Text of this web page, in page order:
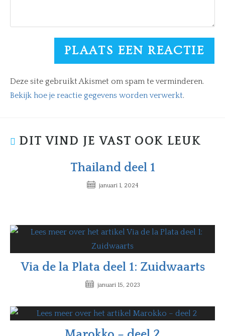
Deze site gebruikt Akismet om spam te verminderen.
Bekijk hoe je reactie gegevens worden verwerkt.
DIT VIND JE VAST OOK LEUK
Thailand deel 1
januari 1, 2024
Via de la Plata deel 1: Zuidwaarts
januari 15, 2023